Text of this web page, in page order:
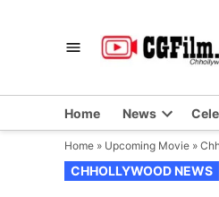
Home News
Home » Upcoming Movie »
POSTED
IN
CHHOLLYWOOD NEWS